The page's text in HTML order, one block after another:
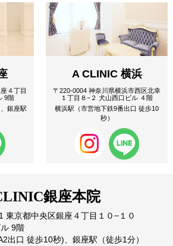
４丁目
9階
銀座駅
A CLINIC 横浜
〒220-0004 神奈川県横浜市西区北幸
１丁目８−２ 犬山西口ビル ４階
横浜駅（市営地下鉄9番出口 徒歩10
秒）
銀座本院
東京都中央区銀座４丁目１０−１０
9階
出口 徒歩10秒)、銀座駅（徒歩1分）